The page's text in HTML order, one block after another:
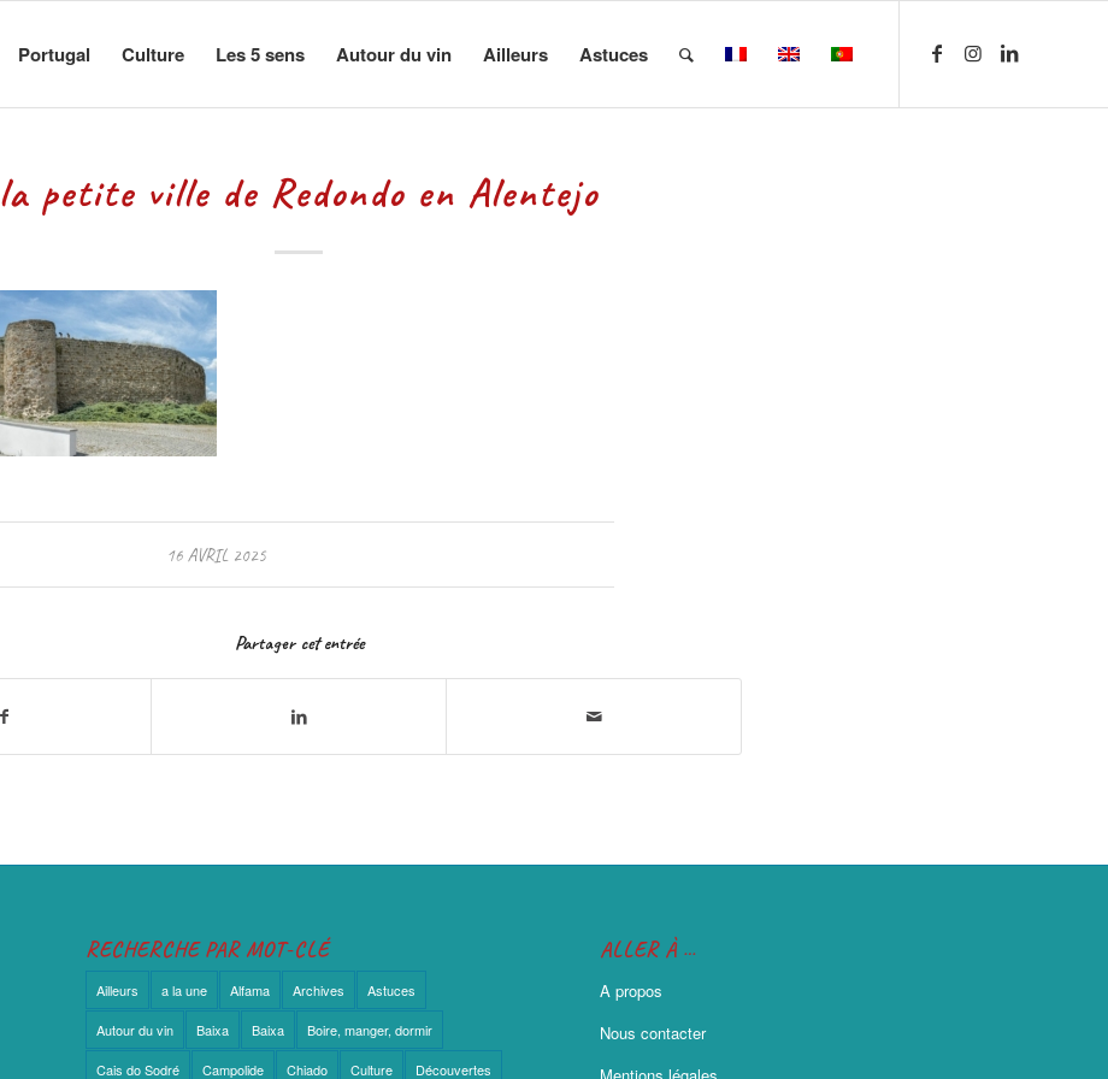
Portugal Culture Les 5 sens Autour du vin Ailleurs Astuces
la petite ville de Redondo en Alentejo
16 AVRIL 2025
Partager cet entrée
RECHERCHE PAR MOT-CLÉ
Ailleurs a la une Alfama Archives Astuces
Autour du vin Baixa Baixa Boire, manger, dormir
Cais do Sodré Campolide Chiado Culture Découvertes
ALLER À …
A propos
Nous contacter